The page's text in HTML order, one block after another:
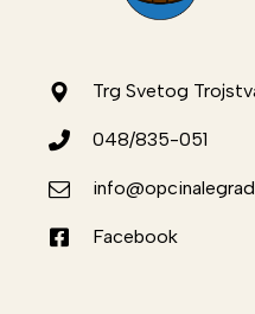
Trg Svetog
048/835-051
Facebook